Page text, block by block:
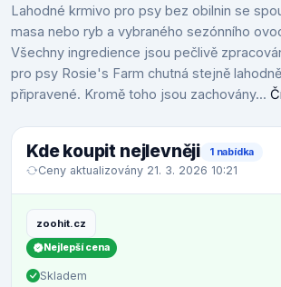
Lahodné krmivo pro psy bez obilnin se
masa nebo ryb a vybraného sezónního
Všechny ingredience jsou pečlivě
pro psy Rosie's Farm chutná stejně
připravené. Kromě toho jsou zachovány...
Kde koupit nejlevněji 1 nabídka
Ceny aktualizovány 21. 3. 2026 10:21
zoohit.cz
Nejlepší cena
Skladem